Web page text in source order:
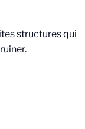
structures qui